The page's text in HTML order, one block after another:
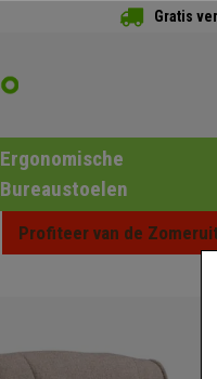
Gratis
Ergonomische
Bureaustoelen
Profiteer van de